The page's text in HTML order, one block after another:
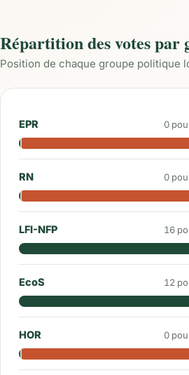
Répartition des votes par
Position de chaque groupe politique
EPR 0
RN 0
LFI-NFP 16
EcoS 12
HOR 0